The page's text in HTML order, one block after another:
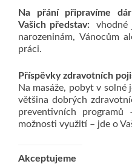
Na přání připravíme
Vašich představ:vhodné
narozeninám, Vánocům
práci.
Příspěvky zdravotních
Na masáže, pobyt v solné
většina dobrých
preventivních
možnosti využití – jde o
Akceptujeme